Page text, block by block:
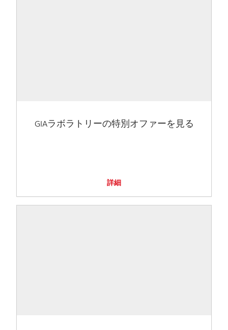
GIAラボラトリーの特別オファーを見る
詳細